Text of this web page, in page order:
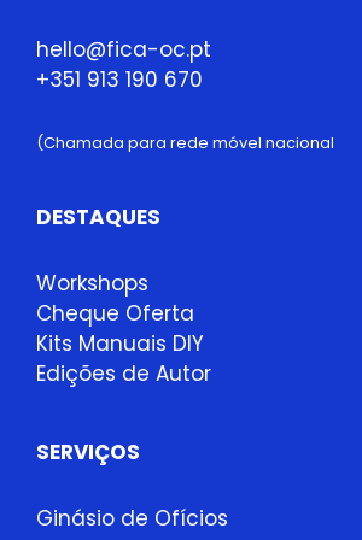
hello@fica-oc.pt
+351 913 190 670
(Chamada para rede móvel nacional
DESTAQUES
Workshops
Cheque Oferta
Kits Manuais DIY
Edições de Autor
SERVIÇOS
Ginásio de Ofícios